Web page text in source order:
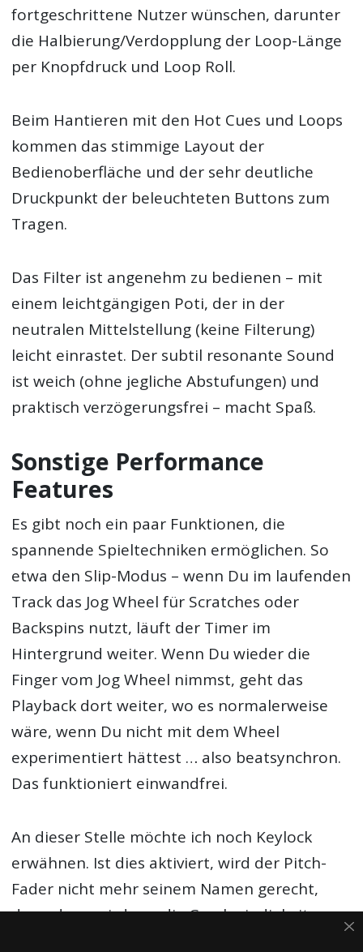
fortgeschrittene Nutzer wünschen, darunter
die Halbierung/Verdopplung der Loop-Länge
per Knopfdruck und Loop Roll.
Beim Hantieren mit den Hot Cues und Loops
kommen das stimmige Layout der
Bedienoberfläche und der sehr deutliche
Druckpunkt der beleuchteten Buttons zum
Tragen.
Das Filter ist angenehm zu bedienen – mit
einem leichtgängigen Poti, der in der
neutralen Mittelstellung (keine Filterung)
leicht einrastet. Der subtil resonante Sound
ist weich (ohne jegliche Abstufungen) und
praktisch verzögerungsfrei – macht Spaß.
Sonstige Performance
Features
Es gibt noch ein paar Funktionen, die
spannende Spieltechniken ermöglichen. So
etwa den Slip-Modus – wenn Du im laufenden
Track das Jog Wheel für Scratches oder
Backspins nutzt, läuft der Timer im
Hintergrund weiter. Wenn Du wieder die
Finger vom Jog Wheel nimmst, geht das
Playback dort weiter, wo es normalerweise
wäre, wenn Du nicht mit dem Wheel
experimentiert hättest … also beatsynchron.
Das funktioniert einwandfrei.
An dieser Stelle möchte ich noch Keylock
erwähnen. Ist dies aktiviert, wird der Pitch-
Fader nicht mehr seinem Namen gerecht,
denn dann wird nur die Geschwindigkeit,